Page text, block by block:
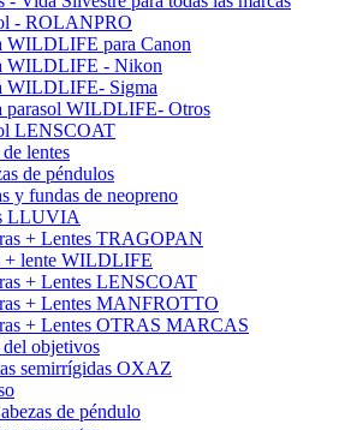
- ROLANPRO
WILDLIFE para Canon
WILDLIFE - Nikon
WILDLIFE- Sigma
parasol WILDLIFE- Otros
LENSCOAT
lentes
de péndulos
y fundas de neopreno
LLUVIA
+ Lentes TRAGOPAN
+ lente WILDLIFE
+ Lentes LENSCOAT
+ Lentes MANFROTTO
+ Lentes OTRAS MARCAS
del objetivos
semirrígidas OXAZ
de péndulo